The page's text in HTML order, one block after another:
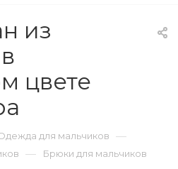
из
цвете
для мальчиков —
— Брюки для мальчиков